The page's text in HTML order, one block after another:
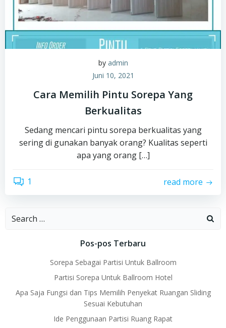
by admin
Juni 10, 2021
Cara Memilih Pintu Sorepa Yang
Berkualitas
Sedang mencari pintu sorepa berkualitas yang
sering di gunakan banyak orang? Kualitas seperti
apa yang orang […]
1 read more
Search
Pos-pos Terbaru
Sorepa Sebagai Partisi Untuk Ballroom
Partisi Sorepa Untuk Ballroom Hotel
Apa Saja Fungsi dan Tips Memilih Penyekat Ruangan Sliding
Sesuai Kebutuhan
Ide Penggunaan Partisi Ruang Rapat